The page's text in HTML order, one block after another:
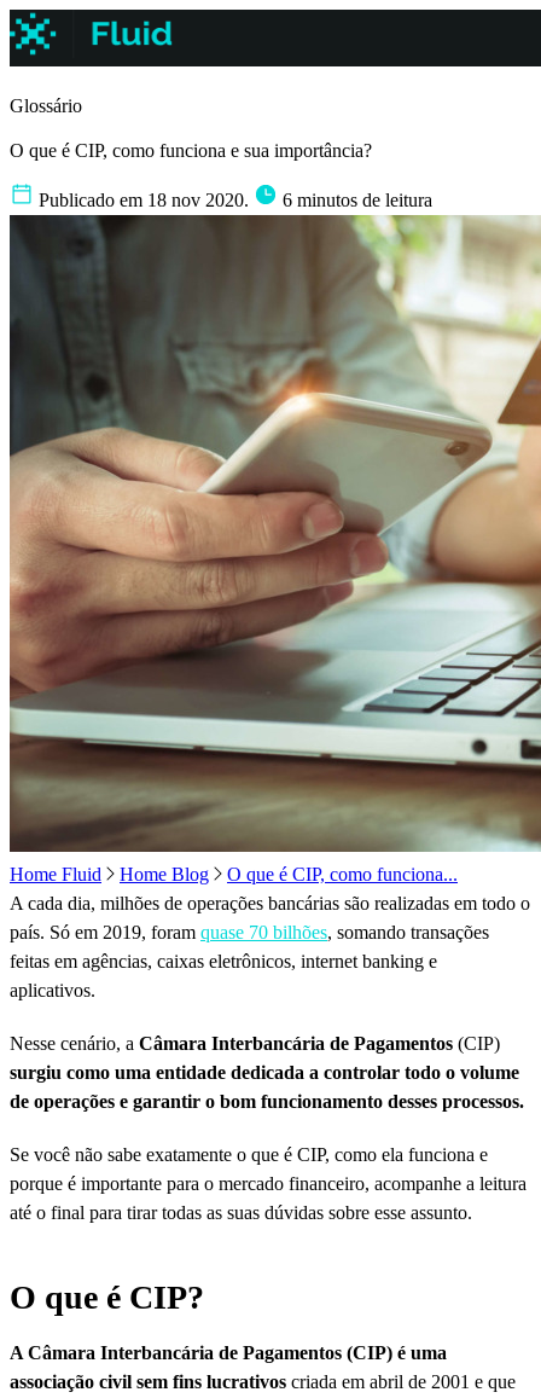
Glossário
O que é CIP, como funciona e sua importância?
Publicado em 18 nov 2020. 6 minutos de leitura
Home Fluid Home Blog
O que é CIP, como funciona...
A cada dia, milhões de operações bancárias são realizadas em todo o
país. Só em 2019, foram quase 70 bilhões, somando transações
feitas em agências, caixas eletrônicos, internet banking e
aplicativos.
Nesse cenário, a Câmara Interbancária de Pagamentos (CIP)
surgiu como uma entidade dedicada a controlar todo o volume
de operações e garantir o bom funcionamento desses processos.
Se você não sabe exatamente o que é CIP, como ela funciona e
porque é importante para o mercado financeiro, acompanhe a leitura
até o final para tirar todas as suas dúvidas sobre esse assunto.
O que é CIP?
A Câmara Interbancária de Pagamentos (CIP) é uma
associação civil sem fins lucrativos criada em abril de 2001 e que